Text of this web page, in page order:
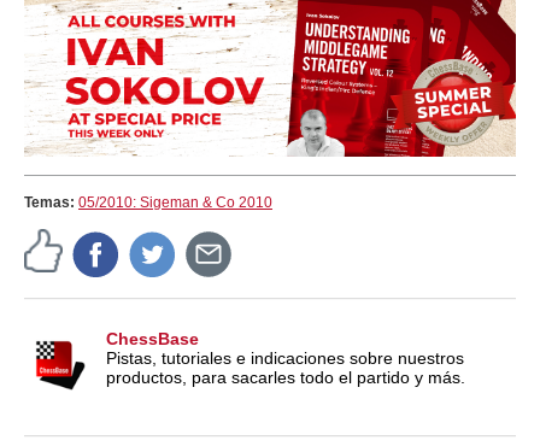
Temas: 05/2010: Sigeman & Co 2010
ChessBase
Pistas, tutoriales e indicaciones sobre nuestros
productos, para sacarles todo el partido y más.